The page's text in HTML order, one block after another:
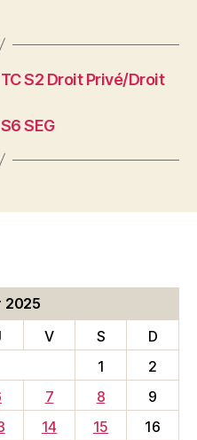
S2 Droit Privé/Droit
SEG
2025
V S
D
1
2
7 8
9
14 15
16